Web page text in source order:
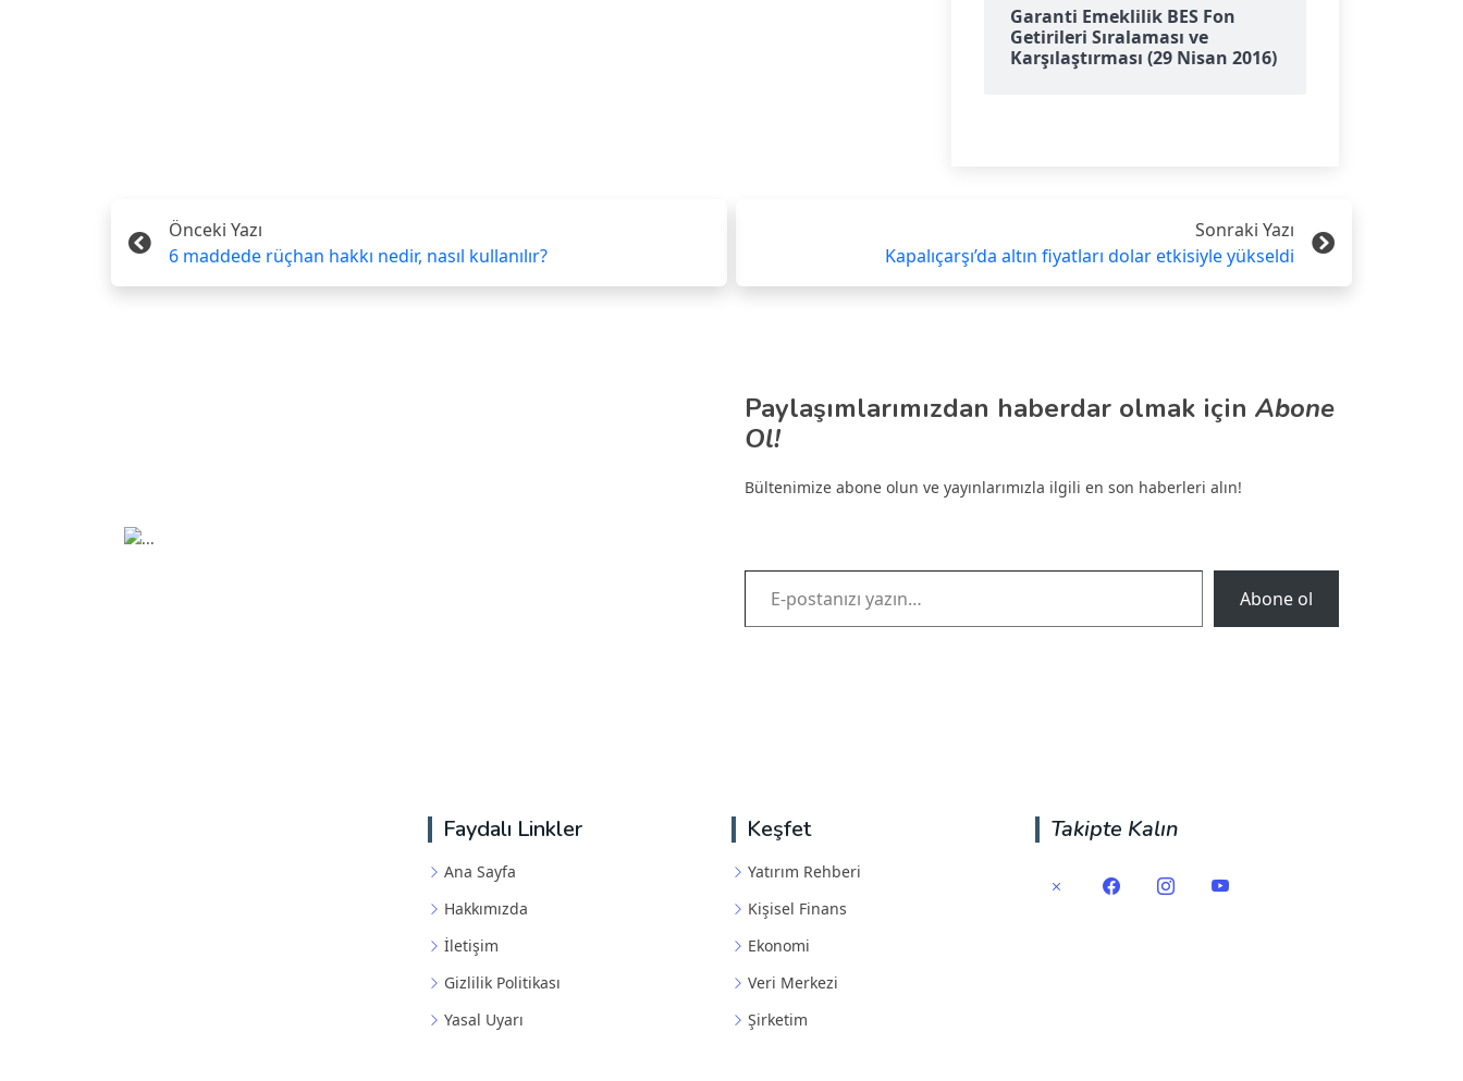
Garanti Emeklilik BES Fon
Getirileri Sıralaması ve
Karşılaştırması (29 Nisan 2016)
Önceki Yazı
6 maddede rüçhan hakkı nedir, nasıl kullanılır?
Sonraki Yazı
Kapalıçarşı’da altın fiyatları dolar etkisiyle yükseldi
Paylaşımlarımızdan haberdar olmak için Abone
Ol!
Bültenimize abone olun ve yayınlarımızla ilgili en son haberleri alın!
E-postanızı yazın…
Abone ol
Faydalı Linkler
Ana Sayfa
Hakkımızda
İletişim
Gizlilik Politikası
Yasal Uyarı
Keşfet
Yatırım Rehberi
Kişisel Finans
Ekonomi
Veri Merkezi
Şirketim
Takipte Kalın